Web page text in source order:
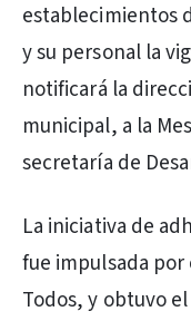
establecimientos
y su personal la
notificará la
municipal, a la
secretaría de
La iniciativa de
fue impulsada
Todos, y obtuvo